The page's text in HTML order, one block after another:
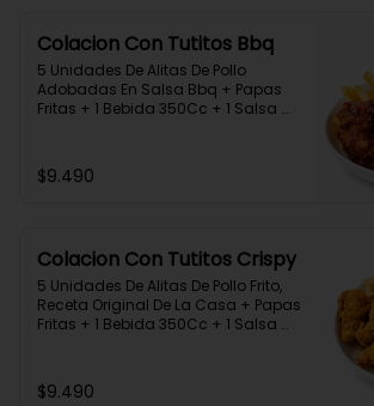
Colacion Con Tutitos Bbq
5 Unidades De Alitas De Pollo
Adobadas En Salsa Bbq + Papas
Fritas + 1 Bebida 350Cc + 1 Salsa
$9.490
Colacion Con Tutitos Crispy
5 Unidades De Alitas De Pollo Frito,
Receta Original De La Casa + Papas
Fritas + 1 Bebida 350Cc + 1 Salsa
$9.490